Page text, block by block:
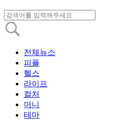
전체뉴스
피플
헬스
라이프
컬처
머니
테마